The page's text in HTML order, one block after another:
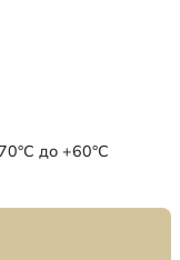
до +60°C